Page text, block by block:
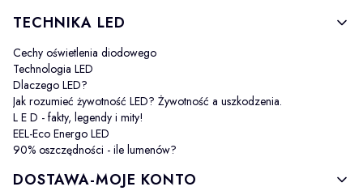
TECHNIKA LED
Cechy oświetlenia diodowego
Technologia LED
Dlaczego LED?
Jak rozumieć żywotność LED? Żywotność a uszkodzenia.
L E D - fakty, legendy i mity!
EEL-Eco Energo LED
90% oszczędności - ile lumenów?
DOSTAWA-MOJE KONTO